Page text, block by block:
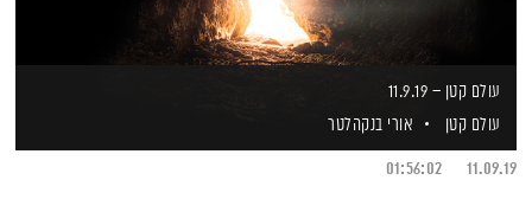
עולם קטן – 11.9.19
עולם קטן
אורי בנקהלטר
11.09.19
01:56:02